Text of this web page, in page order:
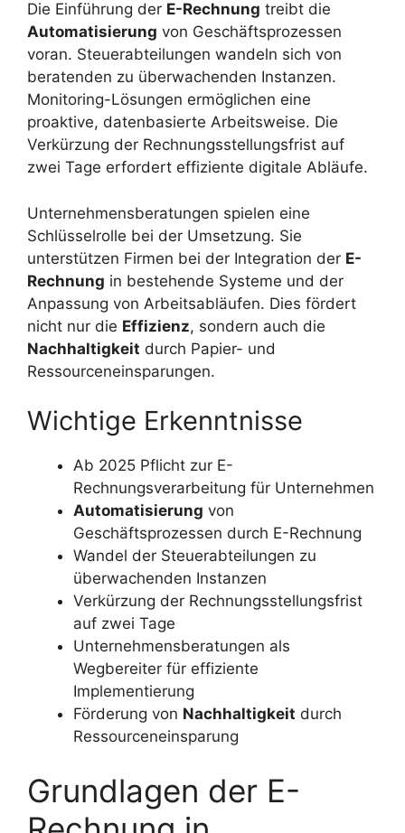
Die Einführung der E-Rechnung treibt die
Automatisierung von Geschäftsprozessen
voran. Steuerabteilungen wandeln sich von
beratenden zu überwachenden Instanzen.
Monitoring-Lösungen ermöglichen eine
proaktive, datenbasierte Arbeitsweise. Die
Verkürzung der Rechnungsstellungsfrist auf
zwei Tage erfordert effiziente digitale Abläufe.
Unternehmensberatungen spielen eine
Schlüsselrolle bei der Umsetzung. Sie
unterstützen Firmen bei der Integration der E-
Rechnung in bestehende Systeme und der
Anpassung von Arbeitsabläufen. Dies fördert
nicht nur die Effizienz, sondern auch die
Nachhaltigkeit durch Papier- und
Ressourceneinsparungen.
Wichtige Erkenntnisse
Ab 2025 Pflicht zur E-
Rechnungsverarbeitung für Unternehmen
Automatisierung von
Geschäftsprozessen durch E-Rechnung
Wandel der Steuerabteilungen zu
überwachenden Instanzen
Verkürzung der Rechnungsstellungsfrist
auf zwei Tage
Unternehmensberatungen als
Wegbereiter für effiziente
Implementierung
Förderung von Nachhaltigkeit durch
Ressourceneinsparung
Grundlagen der E-